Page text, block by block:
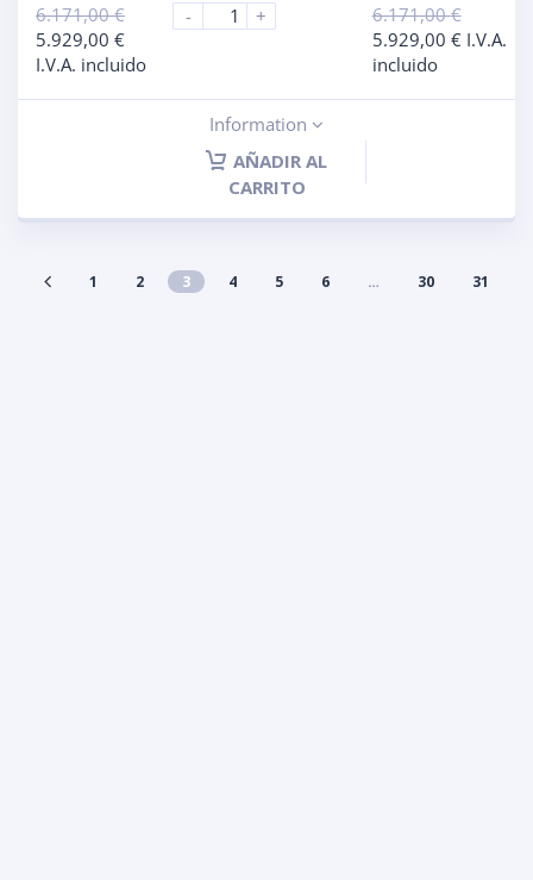
6.171,00€
5.929,00 €
I.V.A. incluido
-
+
6.171,00€
5.929,00 € I.V.A.
incluido
Information
AÑADIR AL
CARRITO
1 2 3 4 5 6 … 30 31